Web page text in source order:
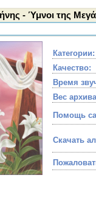
- Ύμνοι της
Категории:
Качество:
Время
Вес
Помощь
Скачать